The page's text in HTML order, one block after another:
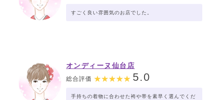
すごく良い雰囲気のお店でした。
オンディーヌ仙台店
総合評価 5.0
手持ちの着物に合わせた袴や帯を素早く選んでくだ